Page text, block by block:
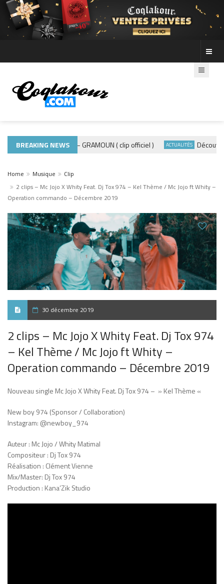
BREAKING NEWS
MUSIQUE 974 ADE440 – GRAMOUN ( clip officiel ) ACTUALITÉS Découvre
Home Musique
Clip
2 clips – Mc Jojo X Whity Feat. Dj Tox 974 – Kel Thème / Mc Jojo ft Whity –
Operation commando – Décembre 2019
30 décembre 2019
2 clips – Mc Jojo X Whity Feat. Dj Tox 974
– Kel Thème / Mc Jojo ft Whity –
Operation commando – Décembre 2019
Nouveau single Mc Jojo X Whity Feat. Dj Tox 974 – » Kel Thème «
New boy 974 (Sponsor / Collaboration)
Instagram: @newboy_974
Auteur : Mc Jojo / Whity Matimal
Compositeur : Dj Tox 974
Réalisation : Clément Vienne
Mix/Master: Dj Tox 974
Production : Kana’Zik Studio